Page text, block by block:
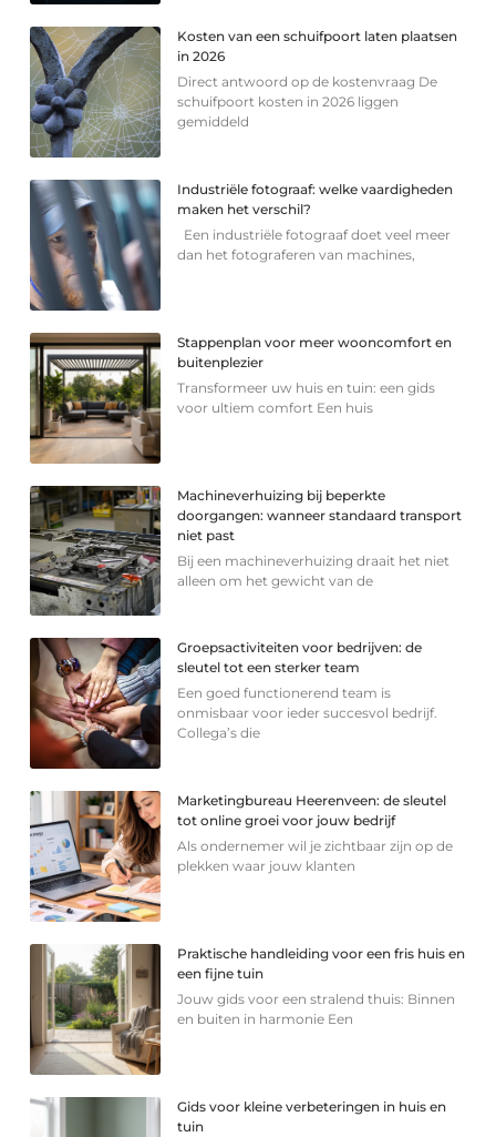
Kosten van een schuifpoort laten plaatsen
in 2026
Direct antwoord op de kostenvraag De
schuifpoort kosten in 2026 liggen
gemiddeld
Industriële fotograaf: welke vaardigheden
maken het verschil?
Een industriële fotograaf doet veel meer
dan het fotograferen van machines,
Stappenplan voor meer wooncomfort en
buitenplezier
Transformeer uw huis en tuin: een gids
voor ultiem comfort Een huis
Machineverhuizing bij beperkte
doorgangen: wanneer standaard transport
niet past
Bij een machineverhuizing draait het niet
alleen om het gewicht van de
Groepsactiviteiten voor bedrijven: de
sleutel tot een sterker team
Een goed functionerend team is
onmisbaar voor ieder succesvol bedrijf.
Collega’s die
Marketingbureau Heerenveen: de sleutel
tot online groei voor jouw bedrijf
Als ondernemer wil je zichtbaar zijn op de
plekken waar jouw klanten
Praktische handleiding voor een fris huis en
een fijne tuin
Jouw gids voor een stralend thuis: Binnen
en buiten in harmonie Een
Gids voor kleine verbeteringen in huis en
tuin